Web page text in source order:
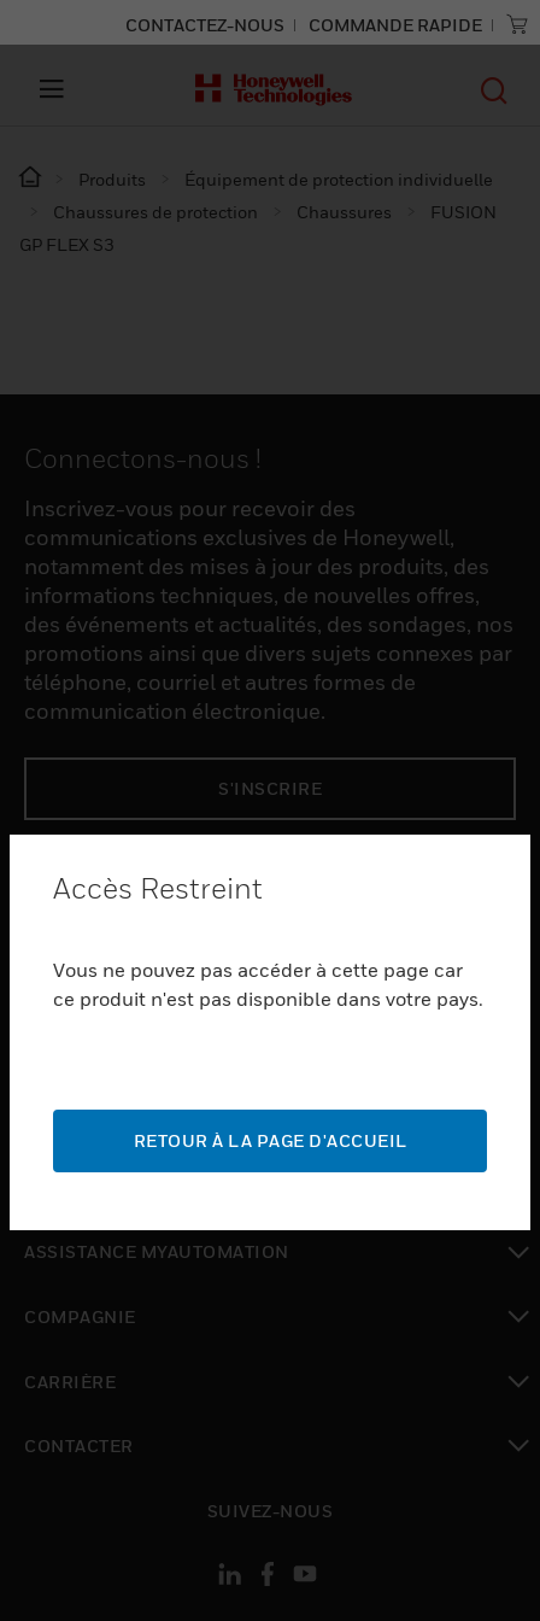
CONTACTEZ-NOUS COMMANDE RAPIDE
Produits
Équipement de protection individuelle
Chaussures de protection
Chaussures
FUSION
GP FLEX S3
Connectons-nous !
Inscrivez-vous pour recevoir des
communications exclusives de Honeywell,
notamment des mises à jour des produits, des
informations techniques, de nouvelles offres,
des événements et actualités, des sondages, nos
promotions ainsi que divers sujets connexes par
téléphone, courriel et autres formes de
communication électronique.
S'INSCRIRE
toggle view
SERVICES
toggle view
toggle view
toggle view
ASSISTANCE MYAUTOMATION
COMPAGNIE
CARRIÈRE
CONTACTER
SUIVEZ-NOUS
Accès Restreint
Vous ne pouvez pas accéder à cette page car
ce produit n'est pas disponible dans votre pays.
RETOUR À LA PAGE D'ACCUEIL